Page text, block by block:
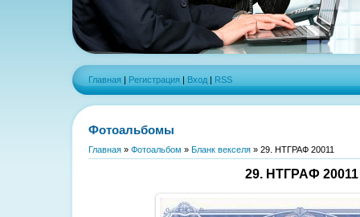
Главная | Регистрация | Вход | RSS
Фотоальбомы
Главная » Фотоальбом » Бланк векселя » 29. НТГРАФ 20011
29. НТГРАФ 20011